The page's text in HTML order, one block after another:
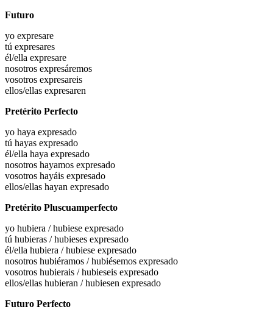
Futuro
yo expresare
tú expresares
él/ella expresare
nosotros expresáremos
vosotros expresareis
ellos/ellas expresaren
Pretérito Perfecto
yo haya expresado
tú hayas expresado
él/ella haya expresado
nosotros hayamos expresado
vosotros hayáis expresado
ellos/ellas hayan expresado
Pretérito Pluscuamperfecto
yo hubiera / hubiese expresado
tú hubieras / hubieses expresado
él/ella hubiera / hubiese expresado
nosotros hubiéramos / hubiésemos expresado
vosotros hubierais / hubieseis expresado
ellos/ellas hubieran / hubiesen expresado
Futuro Perfecto